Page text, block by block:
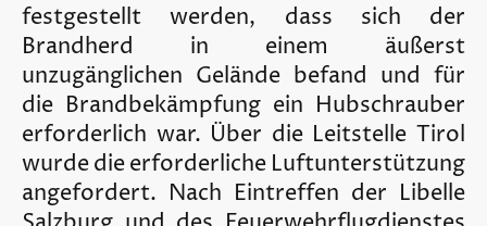
festgestellt werden, dass sich der
Brandherd in einem äußerst
unzugänglichen Gelände befand und für
die Brandbekämpfung ein Hubschrauber
erforderlich war. Über die Leitstelle Tirol
wurde die erforderliche Luftunterstützung
angefordert. Nach Eintreffen der Libelle